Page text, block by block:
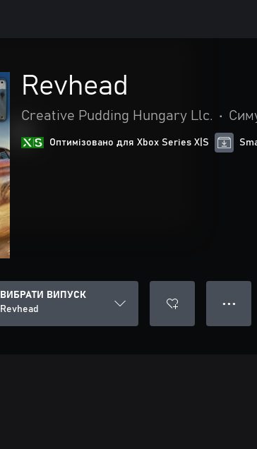
Revhead
Creative Pudding Hungary Llc. •
Оптимізовано для Xbox Series X|S
ВИБРАТИ ВИПУСК
Revhead
● ● ●